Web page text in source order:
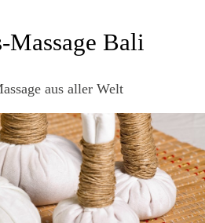
Massage Bali
aus aller Welt